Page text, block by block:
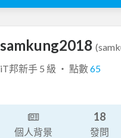
samkung2018
iT邦新手 5 級 ‧ 點數65
個人背景
18
發問